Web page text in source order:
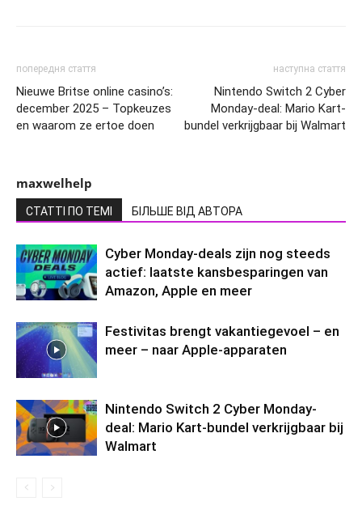
попередня стаття
Nieuwe Britse online casino’s:
december 2025 – Topkeuzes
en waarom ze ertoe doen
наступна стаття
Nintendo Switch 2 Cyber
Monday-deal: Mario Kart-
bundel verkrijgbaar bij Walmart
maxwelhelp
СТАТТІ ПО ТЕМІ БІЛЬШЕ ВІД АВТОРА
Cyber Monday-deals zijn nog steeds
actief: laatste kansbesparingen van
Amazon, Apple en meer
Festivitas brengt vakantiegevoel – en
meer – naar Apple-apparaten
Nintendo Switch 2 Cyber Monday-
deal: Mario Kart-bundel verkrijgbaar bij
Walmart